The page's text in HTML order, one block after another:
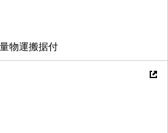
物運搬据付